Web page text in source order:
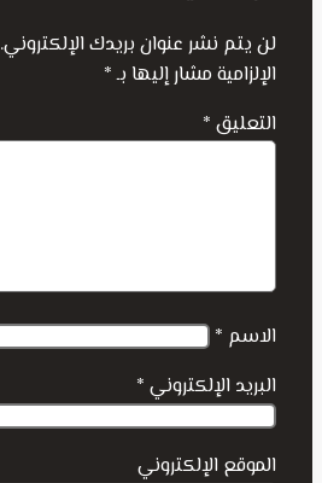
لن يتم نشر عنوان بريدك الإلكتروني.
الإلزامية مشار إليها بـ*
التعليق *
الاسم *
البريد الإلكتروني *
الموقع الإلكتروني